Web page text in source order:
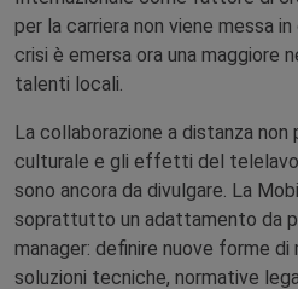
per la carriera non viene messa
crisi è emersa ora una maggiore
talenti locali.
La collaborazione a distanza non
culturale e gli effetti del
sono ancora da divulgare. La
soprattutto un adattamento da
manager: definire nuove forme di
soluzioni tecniche, normative